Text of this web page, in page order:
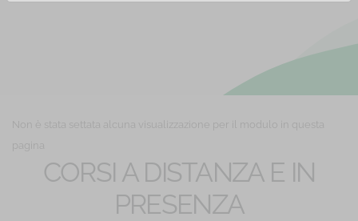
Non è stata settata alcuna visualizzazione per il modulo in questa
pagina
CORSI A DISTANZA E IN
PRESENZA